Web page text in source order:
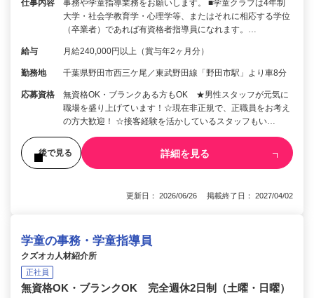
仕事内容
事務や学童指導業務をお願いします。 ■学童クラブは4年制
大学・社会学教育学・心理学等、またはそれに相応する学位
（卒業者）であれば有資格者指導員になれます。…
給与 月給240,000円以上（賞与年2ヶ月分）
勤務地 千葉県野田市西三ケ尾／東武野田線「野田市駅」より車8分
応募資格
無資格OK・ブランクある方もOK ★男性スタッフが元気に
職場を盛り上げています！☆現在非正規で、正職員をお考え
の方大歓迎！ ☆接客経験を活かしているスタッフもい…
後で見る 詳細を見る
更新日： 2026/06/26 掲載終了日： 2027/04/02
学童の事務・学童指導員
クズオカ人材紹介所
正社員
無資格OK・ブランクOK 完全週休2日制（土曜・日曜）